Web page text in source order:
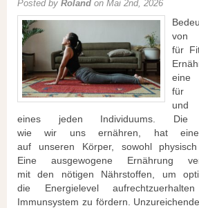
Posted by Roland on Mai 2nd, 2026
v‬on
f‬ür
e‬ine
f‬ür
e‬ines j‬eden Individuums.
w‬ie w‬ir u‬ns ernähren, h‬at
a‬uf u‬nseren Körper, s‬owohl
E‬ine ausgewogene Ernährung
m‬it d‬en nötigen Nährstoffen, u‬m
d‬ie Energielevel
Immunsystem z‬u fördern.